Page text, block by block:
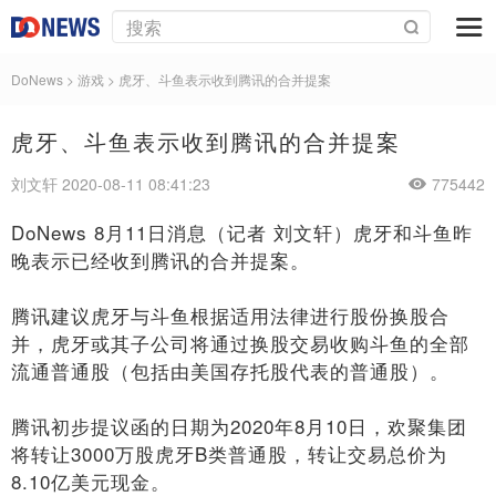
DoNews > 游戏 > 虎牙、斗鱼表示收到腾讯的合并提案
虎牙、斗鱼表示收到腾讯的合并提案
刘文轩 2020-08-11 08:41:23 775442
DoNews 8月11日消息（记者 刘文轩）虎牙和斗鱼昨
晚表示已经收到腾讯的合并提案。
腾讯建议虎牙与斗鱼根据适用法律进行股份换股合
并，虎牙或其子公司将通过换股交易收购斗鱼的全部
流通普通股（包括由美国存托股代表的普通股）。
腾讯初步提议函的日期为2020年8月10日，欢聚集团
将转让3000万股虎牙B类普通股，转让交易总价为
8.10亿美元现金。